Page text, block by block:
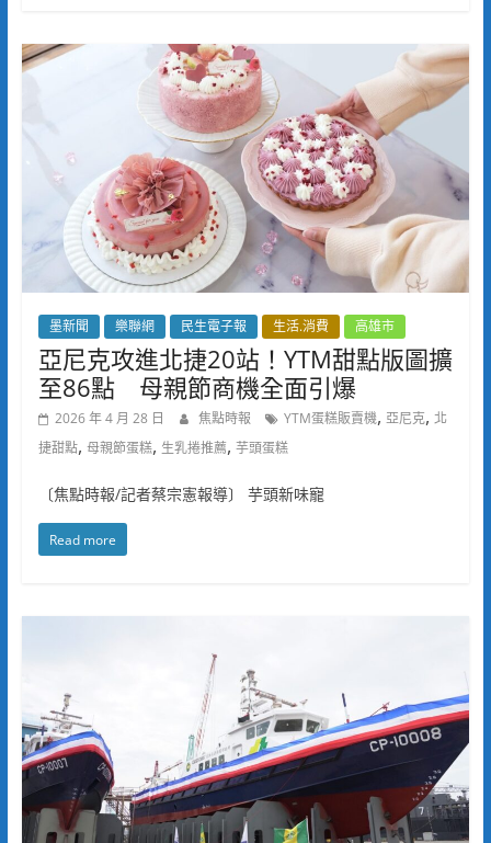
墨新聞 樂聯網 民生電子報 生活.消費 高雄市
亞尼克攻進北捷20站！YTM甜點版圖擴
至86點 母親節商機全面引爆
2026 年 4 月 28 日 焦點時報 YTM蛋糕販賣機, 亞尼克, 北
捷甜點, 母親節蛋糕, 生乳捲推薦, 芋頭蛋糕
〔焦點時報/記者蔡宗憲報導〕 芋頭新味寵
Read more